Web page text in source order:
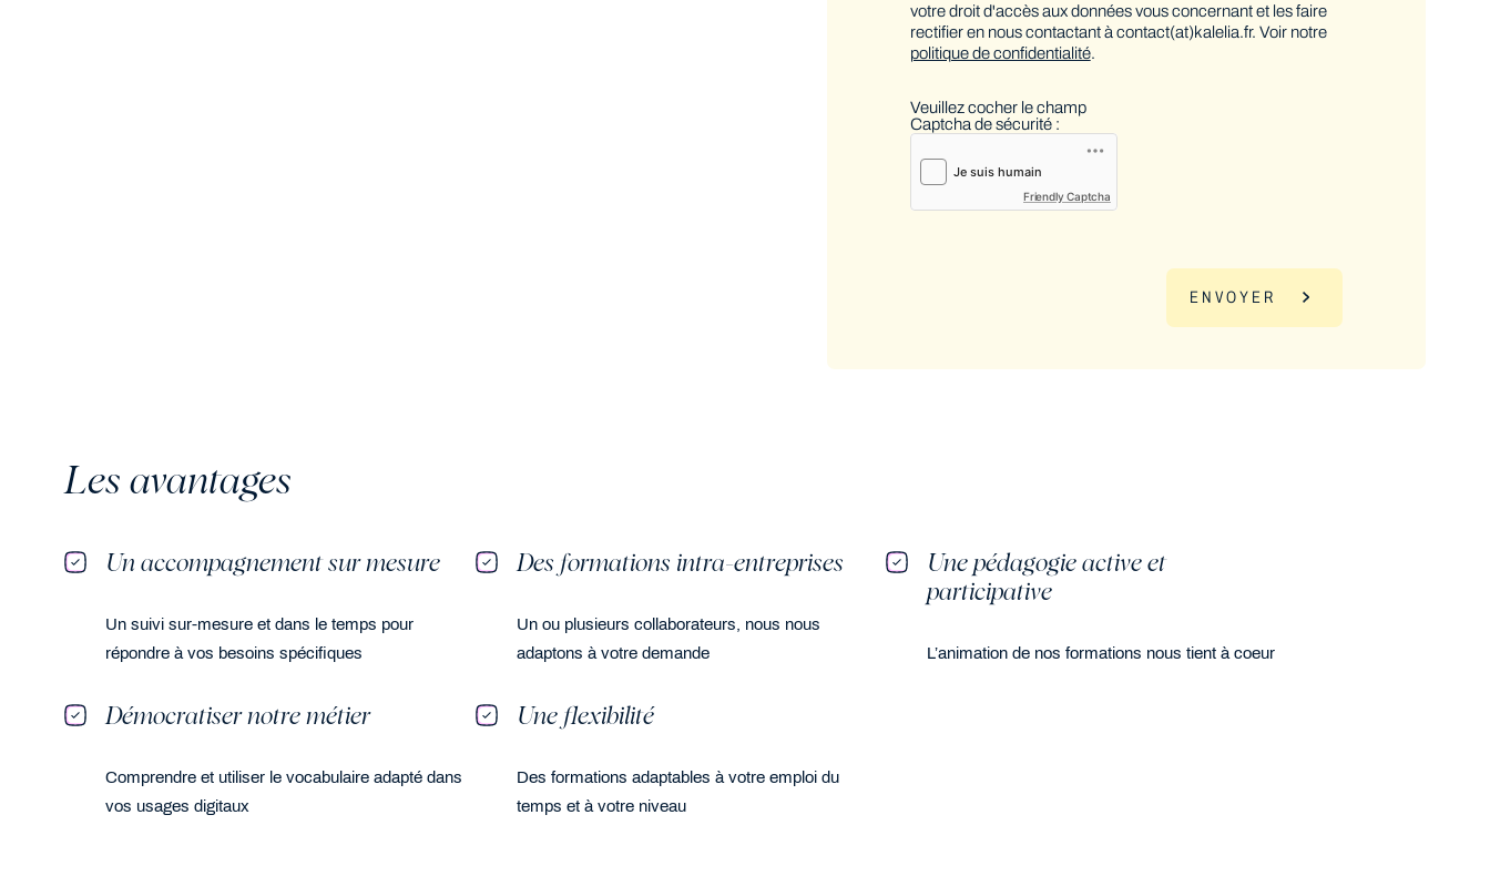
votre droit d'accès aux données vous concernant et les faire
rectifier en nous contactant à contact(at)kalelia.fr. Voir notre
politique de confidentialité.
Veuillez cocher le champ
Captcha de sécurité :
Friendly Captcha
ENVOYER
Les avantages
Un accompagnement sur mesure
Un suivi sur-mesure et dans le temps pour
répondre à vos besoins spécifiques
Des formations intra-entreprises
Un ou plusieurs collaborateurs, nous nous
adaptons à votre demande
Une pédagogie active et
participative
L’animation de nos formations nous tient à coeur
Démocratiser notre métier
Comprendre et utiliser le vocabulaire adapté dans
vos usages digitaux
Une flexibilité
Des formations adaptables à votre emploi du
temps et à votre niveau